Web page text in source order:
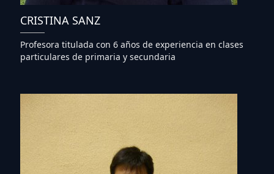
CRISTINA SANZ
Profesora titulada con 6 años de experiencia en clases
particulares de primaria y secundaria